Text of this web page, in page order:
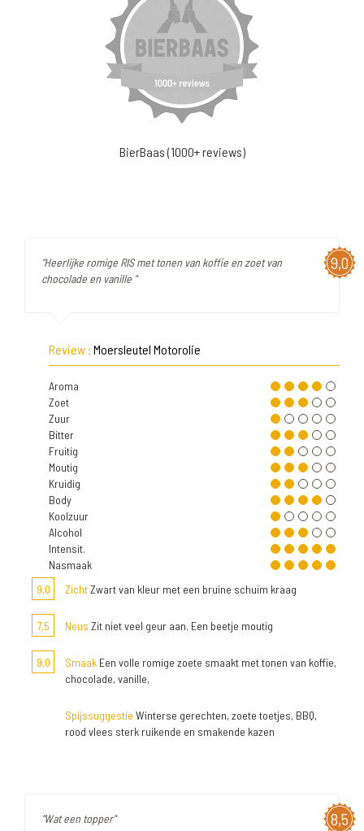
BierBaas (1000+ reviews)
9,0
"Heerlijke romige RIS met tonen van koffie en zoet van
chocolade en vanille "
Review : Moersleutel Motorolie
Aroma
Zoet
Zuur
Bitter
Fruitig
Moutig
Kruidig
Body
Koolzuur
Alcohol
Intensit.
Nasmaak
9,0
ZichtZwart van kleur met een bruine schuim kraag
7,5 Neus Zit niet veel geur aan. Een beetje moutig
9,0 Smaak Een volle romige zoete smaakt met tonen van koffie,
chocolade, vanille,
Spijssuggestie Winterse gerechten, zoete toetjes, BBQ,
rood vlees sterk ruikende en smakende kazen
8,5
"Wat een topper"